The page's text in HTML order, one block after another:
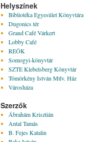
Helyszínek
Bibliotéka Egyesület Könyvtára
Dugonics tér
Grand Café Várkert
Lobby Café
REÖK
Somogyi-könyvtár
SZTE Klebelsberg Könyvtár
Tömörkény István Műv. Ház
Városháza
Szerzők
Ábrahám Krisztián
Antal Tamás
B. Fejes Katalin